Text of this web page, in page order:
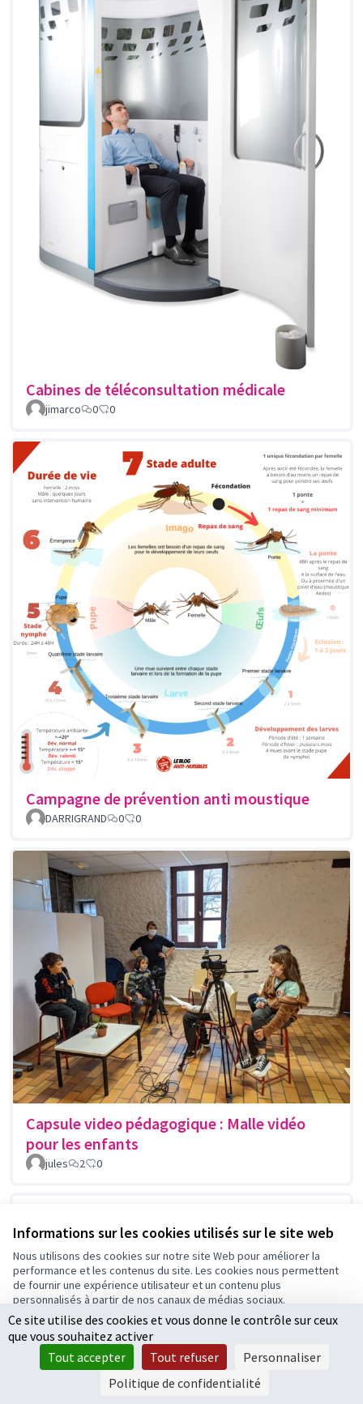
Informations sur les cookies utilisés sur le site web
Nous utilisons des cookies sur notre site Web pour améliorer la
performance et les contenus du site. Les cookies nous permettent
de fournir une expérience utilisateur et un contenu plus
personnalisés à partir de nos canaux de médias sociaux.
Tout accepter
Accepter seulement les cookies essentiels
Paramètres
Cabines de téléconsultation médicale
jimarco 0 0
Campagne de prévention anti moustique
DARRIGRAND 0 0
Capsule video pédagogique : Malle vidéo
pour les enfants
jules 2 0
Ce site utilise des cookies et vous donne le contrôle sur ceux
que vous souhaitez activer
Tout accepter
Tout refuser
Personnaliser
Politique de confidentialité